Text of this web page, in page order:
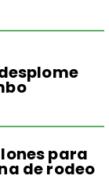
para
de rodeo